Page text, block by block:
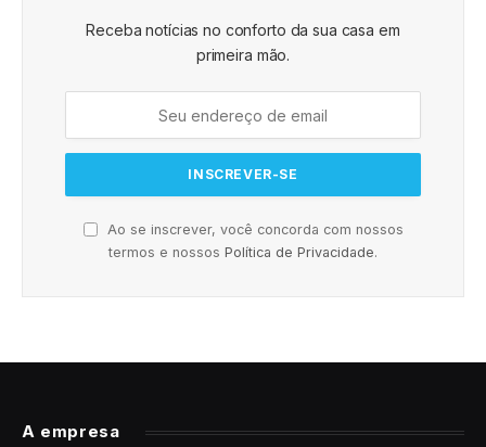
Receba notícias no conforto da sua casa em
primeira mão.
Ao se inscrever, você concorda com nossos
termos e nossos Política de Privacidade.
A empresa